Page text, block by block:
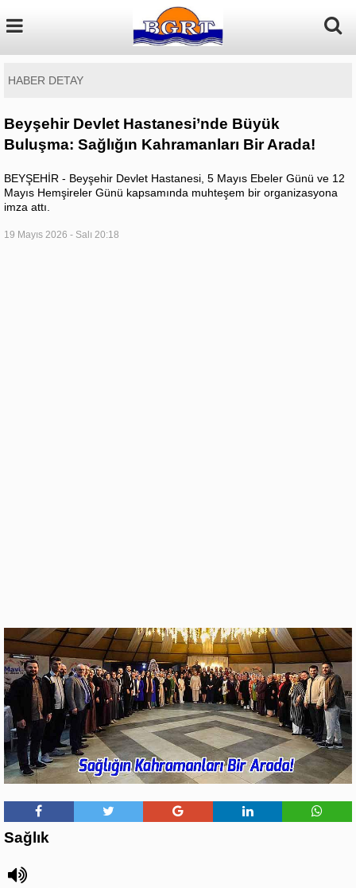
HABER DETAY
Beyşehir Devlet Hastanesi’nde Büyük
Buluşma: Sağlığın Kahramanları Bir Arada!
BEYŞEHİR - Beyşehir Devlet Hastanesi, 5 Mayıs Ebeler Günü ve 12
Mayıs Hemşireler Günü kapsamında muhteşem bir organizasyona
imza attı.
19 Mayıs 2026 - Salı 20:18
Sağlık